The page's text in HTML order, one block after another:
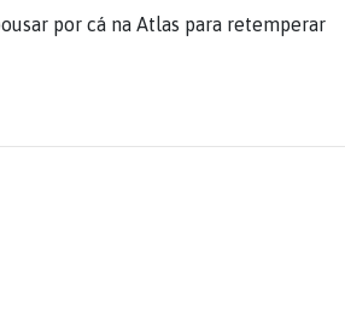
por cá na Atlas para retemperar